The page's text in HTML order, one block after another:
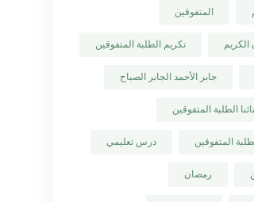
المتفوقين
الكريم تكريم الطلبة المتفوقين
جابر الأحمد الجابر الصباح
الطلبة المتفوقين
المتفوقين درس تعليمي
رمضان